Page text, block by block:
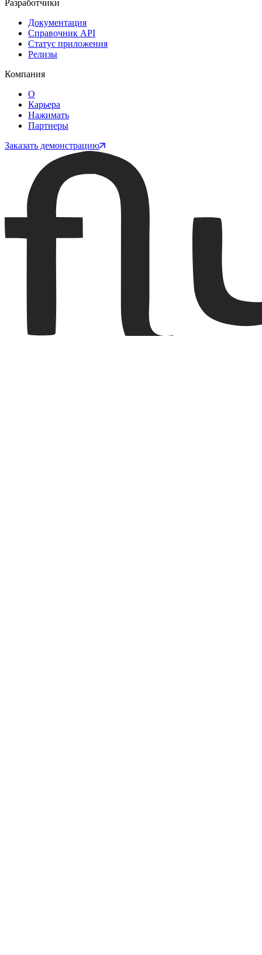
Разработчики
Документация
Справочник API
Статус приложения
Релизы
Компания
О
Карьера
Нажимать
Партнеры
Заказать демонстрацию